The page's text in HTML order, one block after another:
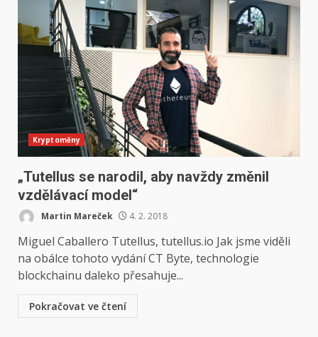
Kryptoměny
„Tutellus se narodil, aby navždy změnil
vzdělávací model“
Martin Mareček 4. 2. 2018
Miguel Caballero Tutellus, tutellus.io Jak jsme viděli
na obálce tohoto vydání CT Byte, technologie
blockchainu daleko přesahuje...
Pokračovat ve čtení